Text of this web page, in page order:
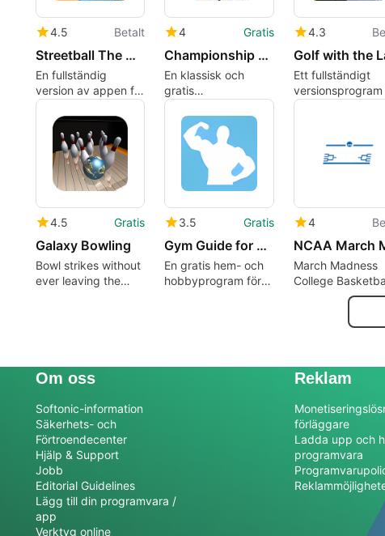
4.5 Betalt
Streetball The Mecca
En fullständig
version av appen för
Windows, av Illegal
Games.
4 Gratis
Championship Manager: Season 01/02
En klassisk och
gratis
fotbollsmanagementsimuleringsspel
4.3
Ett fullständigt
versionsprogram
Windows, av Sam
4.5 Gratis
Galaxy Bowling
Bowl strikes without
ever leaving the
3.5 Gratis
Gym Guide for Windows 10
En gratis hem- och
hobbyprogram för
4
March Madness
College
Om oss
Softonic-information
Säkerhets- och
Förtroendecenter
Hjälp & Support
Jobb
Editorial Guidelines
Lägg till din programvara /
app
Verktyg online
Reklam
förläggare
Ladda upp och
programvara